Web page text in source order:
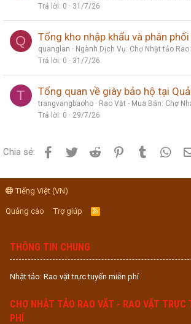
Trả lời 0 31/7/26
Q Tổng kho nhập khẩu và phân
quanglan
Ngành Dịch Vụ: Chợ Nhật tảo Rao
Trả lời 0 31/7/26
T Tổng quan về giày bảo hộ tại
trangvangbaoho
Rao Vặt - Mua Bán: Chợ
Trả lời 0 29/7/26
Chia sẻ: Facebook
Twitter Reddit PinterestTumblr
Tiếng Việt (VN)
Quảng cáo Trợ giúp
R
S
THÔNG TIN CHUNG
Nhật tảo: Rao vặt trực tuyến miễn phí
CHỢ NHẬT TẢO RAO VẶT - RAO VẶT TRỰC
PHÍ